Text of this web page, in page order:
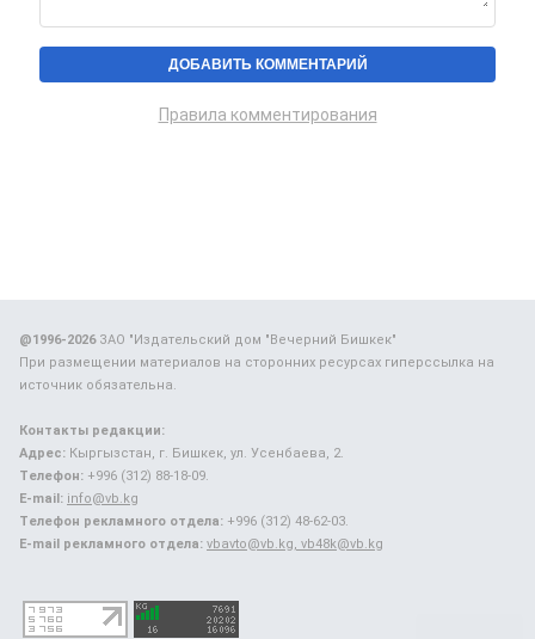
Правила комментирования
@1996-2026ЗАО "Издательский дом "Вечерний Бишкек"
При размещении материалов на сторонних ресурсах гиперссылка на
источник обязательна.
Контакты редакции:
Адрес: Кыргызстан, г. Бишкек, ул. Усенбаева, 2.
Телефон: +996 (312) 88-18-09.
E-mail: info@vb.kg
Телефон рекламного отдела: +996 (312) 48-62-03.
E-mail рекламного отдела: vbavto@vb.kg, vb48k@vb.kg